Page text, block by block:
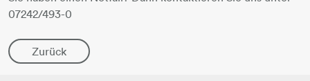
07242/493-0
Zurück